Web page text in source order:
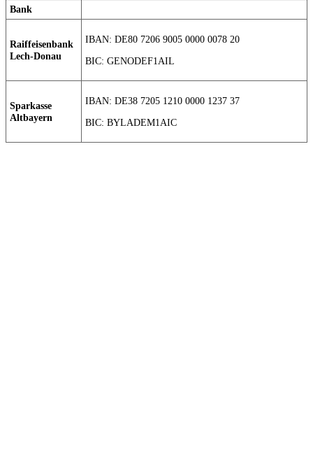
Bank
Raiffeisenbank
Lech-Donau
IBAN: DE80 7206 9005 0000 0078 20
BIC: GENODEF1AIL
Sparkasse
Altbayern
IBAN: DE38 7205 1210 0000 1237 37
BIC: BYLADEM1AIC